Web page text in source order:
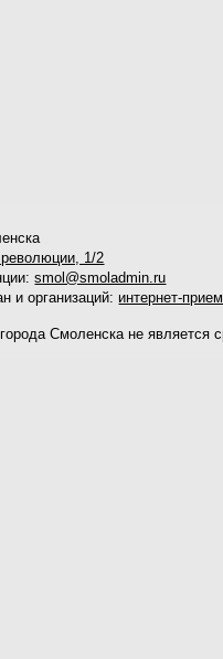
1/2
smol@smoladmin.ru
и организаций: интернет-
Смоленска не является